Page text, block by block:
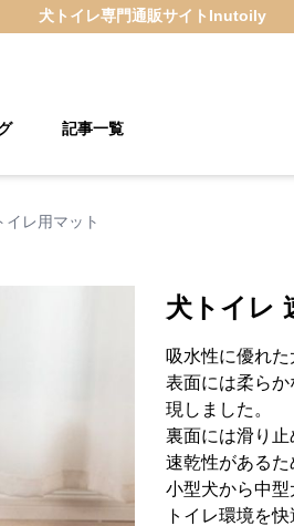
犬トイレ専門通販サイト Inutoily
記事一覧
イレ用マット
犬トイレ
吸水性に優れた
表面には柔ら
現しました。
裏面には滑り止
速乾性があるた
小型犬から中
トイレ環境を快